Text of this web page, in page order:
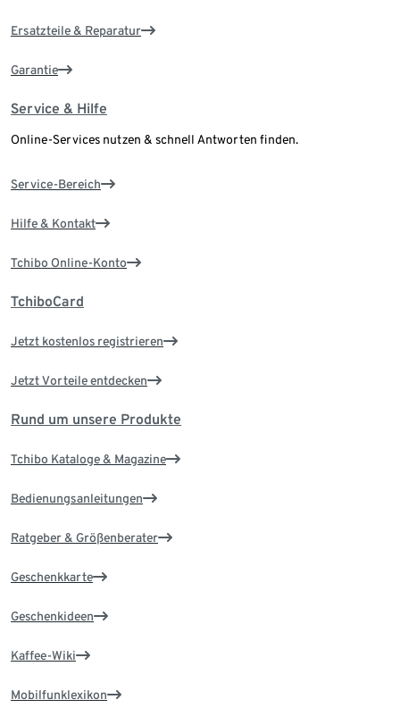
Ersatzteile & Reparatur
Garantie
Service & Hilfe
Online-Services nutzen & schnell Antworten finden.
Service-Bereich
Hilfe & Kontakt
Tchibo Online-Konto
TchiboCard
Jetzt kostenlos registrieren
Jetzt Vorteile entdecken
Rund um unsere Produkte
Tchibo Kataloge & Magazine
Bedienungsanleitungen
Ratgeber & Größenberater
Geschenkkarte
Geschenkideen
Kaffee-Wiki
Mobilfunklexikon